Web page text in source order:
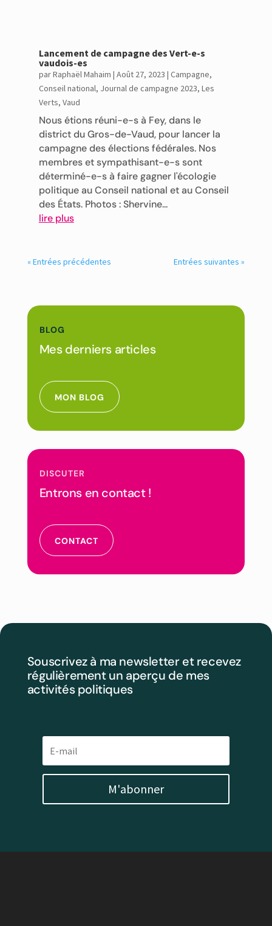
Lancement de campagne des Vert-e-s
vaudois-es
parRaphaël Mahaim | Août 27, 2023 | Campagne,
Conseil national, Journal de campagne 2023, Les
Verts, Vaud
Nous étions réuni-e-s à Fey, dans le
district du Gros-de-Vaud, pour lancer la
campagne des élections fédérales. Nos
membres et sympathisant-e-s sont
déterminé-e-s à faire gagner l'écologie
politique au Conseil national et au Conseil
des États. Photos : Shervine...
lire plus
« Entrées précédentes Entrées suivantes »
BLOG
Mes derniers articles
MON BLOG
DISCUTER
Entrons en contact !
CONTACT
Souscrivez à ma newsletter et recevez
régulièrement un aperçu de mes
activités politiques
M'abonner